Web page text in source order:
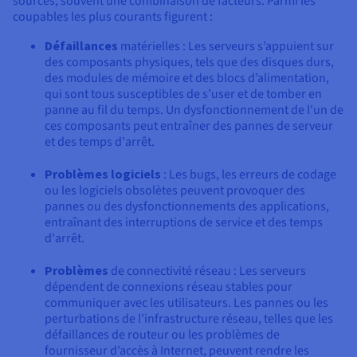
coupables les plus courants figurent :
Défaillances matérielles : Les serveurs s’appuient sur
des composants physiques, tels que des disques durs,
des modules de mémoire et des blocs d’alimentation,
qui sont tous susceptibles de s’user et de tomber en
panne au fil du temps. Un dysfonctionnement de l'un de
ces composants peut entraîner des pannes de serveur
et des temps d'arrêt.
Problèmes logiciels : Les bugs, les erreurs de codage
ou les logiciels obsolètes peuvent provoquer des
pannes ou des dysfonctionnements des applications,
entraînant des interruptions de service et des temps
d'arrêt.
Problèmes de connectivité réseau : Les serveurs
dépendent de connexions réseau stables pour
communiquer avec les utilisateurs. Les pannes ou les
perturbations de l’infrastructure réseau, telles que les
défaillances de routeur ou les problèmes de
fournisseur d’accès à Internet, peuvent rendre les